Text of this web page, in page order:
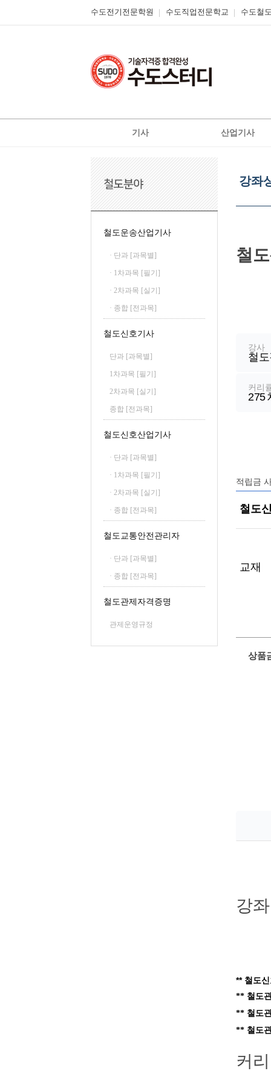
수도전기전문학원 수도직업전문학교 수도철
기사
정보통신
신재생에너지발전설비
일반기계
산업기사
전기공사
신재생에너지발전설
공조냉동기계
위험물
좌
상
세
강좌
철
강사
철
커리
275
적립금
철도
교재
상품
강
** 철도
** 철도
** 철도
** 철도
커
철도운송산업기사
· 단과 [과목별]
· 1차과목 [필기]
· 2차과목 [실기]
· 종합 [전과목]
철도신호기사
단과 [과목별]
1차과목 [필기]
2차과목 [실기]
종합 [전과목]
철도신호산업기사
· 단과 [과목별]
· 1차과목 [필기]
· 2차과목 [실기]
· 종합 [전과목]
철도교통안전관리자
· 단과 [과목별]
· 종합 [전과목]
철도관제자격증명
관제운영규정